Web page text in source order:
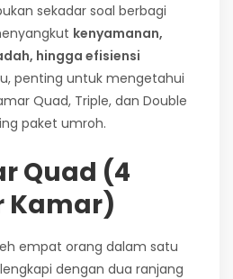
sekadar soal berbagi
kenyamanan,
hingga efisiensi
penting untuk mengetahui
Quad, Triple, dan Double
paket umroh.
Quad (4
Kamar)
empat orang dalam satu
dengan dua ranjang